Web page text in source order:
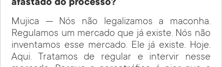
afastado do processo?
Mujica — Nós não legalizamos a maconha.
Regulamos um mercado que já existe. Nós não
inventamos esse mercado. Ele já existe. Hoje.
Aqui. Tratamos de regular e intervir nesse